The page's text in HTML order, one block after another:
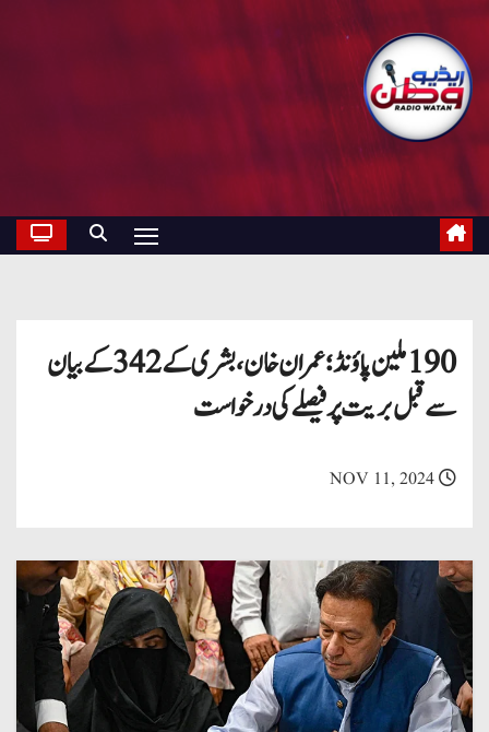
190 ملین پاؤنڈ؛ عمران خان، بشری کے 342 کے بیان
سے قبل بریت پر فیصلے کی درخواست
NOV 11, 2024